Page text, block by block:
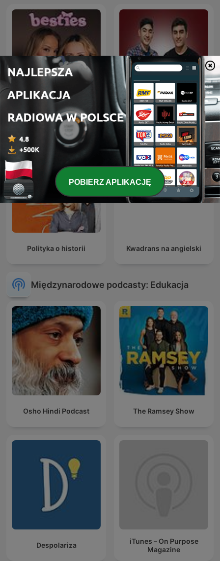
besties Deutsche Podcasts
Polityka o historii Kwadrans na angielski
Międzynarodowe podcasty: Edukacja
Osho Hindi Podcast The Ramsey Show
Despolariza
iTunes – On Purpose
Magazine
POBIERZ APLIKACJĘ